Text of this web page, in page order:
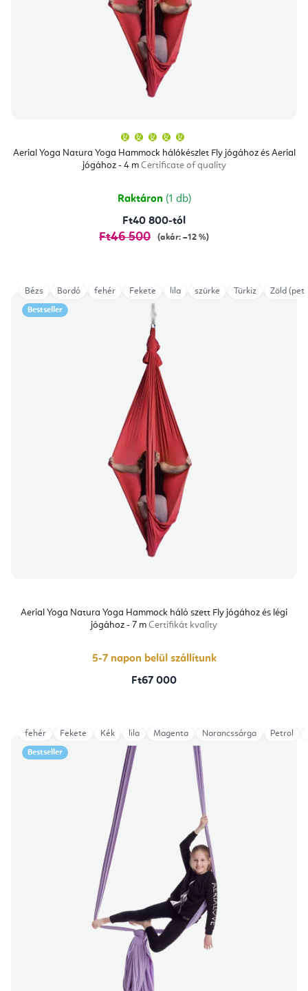
Aerial Yoga Natura Yoga Hammock hálókészlet Fly jógához és Aerial
jógához - 4 m Certificate of quality
átlagos
értékelése
5-
csillag.
Raktáron (1 db)
Ft40 800-tól
Ft46 500 (akár: –12 %)
Bestseller
Aerial Yoga Natura Yoga Hammock háló szett Fly jógához és légi
jógához - 7 m Certifikát kvality
5-7 napon belül szállítunk
Ft67 000
Bézs Bordó fehér Fekete lila szürke Türkiz Zöld
Bestseller
fehér Fekete Kék lila Magenta Narancssárga Petrol